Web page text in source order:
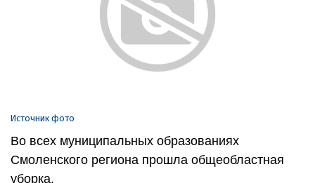
Источник фото
Во всех муниципальных образованиях
Смоленского региона прошла общеобластная
уборка.